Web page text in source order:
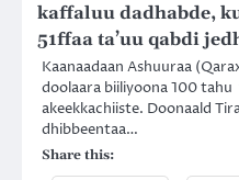
kaffaluu dadhabde,
51ffaa ta’uu qabdi
Kaanaadaan Ashuuraa
doolaara biiliyoona 100 tahu
akeekkachiiste. Doonaald
dhibbeentaa…
Share this: